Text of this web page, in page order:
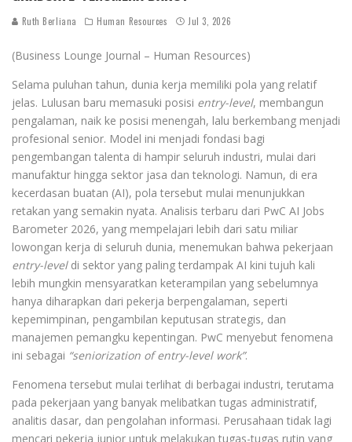
Ruth Berliana Human Resources Jul 3, 2026
(Business Lounge Journal – Human Resources)
Selama puluhan tahun, dunia kerja memiliki pola yang relatif
jelas. Lulusan baru memasuki posisi entry-level, membangun
pengalaman, naik ke posisi menengah, lalu berkembang menjadi
profesional senior. Model ini menjadi fondasi bagi
pengembangan talenta di hampir seluruh industri, mulai dari
manufaktur hingga sektor jasa dan teknologi. Namun, di era
kecerdasan buatan (AI), pola tersebut mulai menunjukkan
retakan yang semakin nyata. Analisis terbaru dari PwC AI Jobs
Barometer 2026, yang mempelajari lebih dari satu miliar
lowongan kerja di seluruh dunia, menemukan bahwa pekerjaan
entry-leveldi sektor yang paling terdampak AI kini tujuh kali
lebih mungkin mensyaratkan keterampilan yang sebelumnya
hanya diharapkan dari pekerja berpengalaman, seperti
kepemimpinan, pengambilan keputusan strategis, dan
manajemen pemangku kepentingan. PwC menyebut fenomena
ini sebagai “seniorization of entry-level work”.
Fenomena tersebut mulai terlihat di berbagai industri, terutama
pada pekerjaan yang banyak melibatkan tugas administratif,
analitis dasar, dan pengolahan informasi. Perusahaan tidak lagi
mencari pekerja junior untuk melakukan tugas-tugas rutin yang